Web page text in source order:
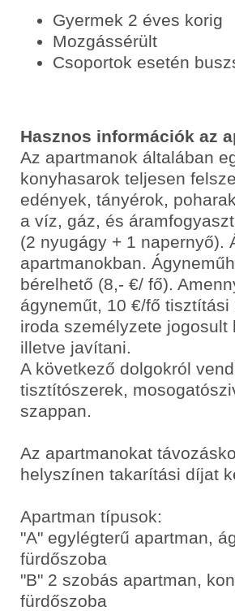
Gyermek 2 éves korig
Mozgássérült
Csoportok esetén
Hasznos információk az
Az apartmanok általában
konyhasarok teljesen
edények, tányérok,
a víz, gáz, és
(2 nyugágy + 1 napernyő).
apartmanokban.
bérelhető (8,- €/ fő).
ágyneműt, 10 €/fő
iroda személyzete
illetve javítani.
A következő dolgokról
tisztítószerek,
szappan.
Az apartmanokat
helyszínen takarítási díjat
Apartman típusok:
"A" egylégterű apartman,
fürdőszoba
"B" 2 szobás apartman,
fürdőszoba